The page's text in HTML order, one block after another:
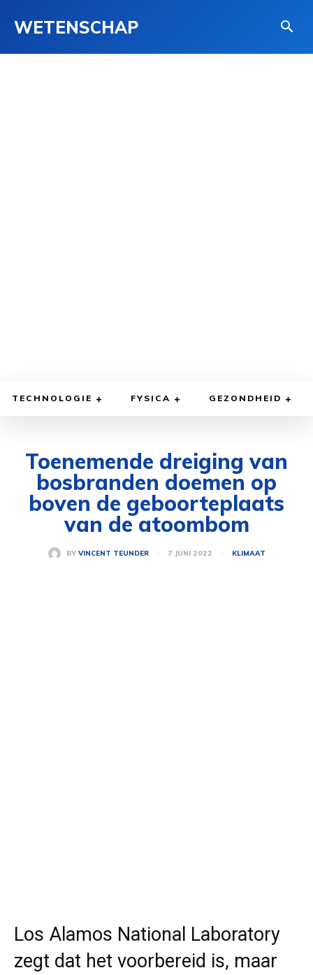
WETENSCHAP
TECHNOLOGIE FYSICA GEZONDHEID
Toenemende dreiging van
bosbranden doemen op
boven de geboorteplaats
van de atoombom
BY VINCENT TEUNDER 7 JUNI 2022 KLIMAAT
Los Alamos National Laboratory
zegt dat het voorbereid is, maar